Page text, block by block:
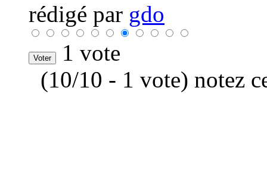
rédigé par gdo
1 vote
(10/10 - 1 vote) notez